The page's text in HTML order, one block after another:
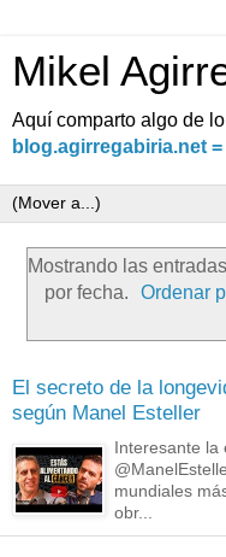
Mikel
Aquí comparto algo de
blog.agirregabiria.net
Mostrando las
por fecha.
Ordenar
El secreto de la
según Manel Esteller
Interesante la
mundiales
obr...